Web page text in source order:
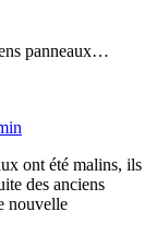
panneaux…
ont été malins, ils
des anciens
nouvelle